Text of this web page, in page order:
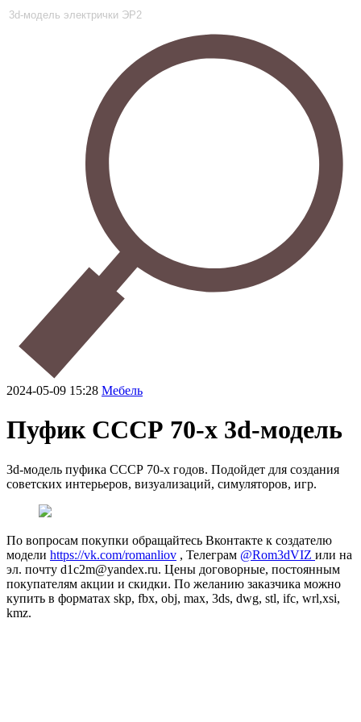
2024-05-09 15:28 Мебель
Пуфик СССР 70-х 3d-модель
3d-модель пуфика СССР 70-х годов. Подойдет для создания
советских интерьеров, визуализаций, симуляторов, игр.
По вопросам покупки обращайтесь Вконтакте к создателю
модели https://vk.com/romanliov , Телеграм @Rom3dVIZ или на
эл. почту d1c2m@yandex.ru. Цены договорные, постоянным
покупателям акции и скидки. По желанию заказчика можно
купить в форматах skp, fbx, obj, max, 3ds, dwg, stl, ifc, wrl,xsi,
kmz.